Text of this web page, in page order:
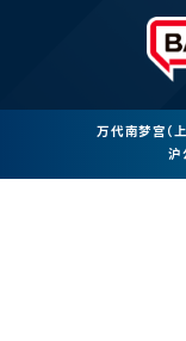
万代南梦宫（
沪